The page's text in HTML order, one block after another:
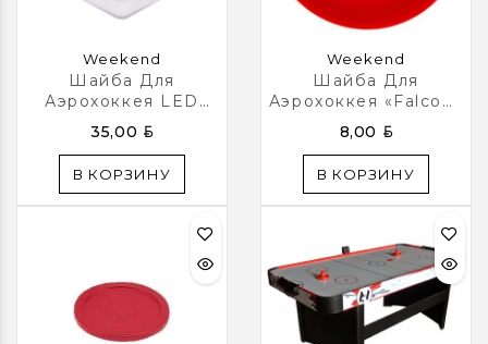
Weekend
Шайба Для
Аэрохоккея LED
«Atomic Top Shelf»
(прозрачная,
Красный Светодиод)
D74 Mm
35,00 BYN
В КОРЗИНУ
Weekend
Шайба Для
Аэрохоккея «Falcon»
D60 Mm
8,00 BYN
В КОРЗИНУ